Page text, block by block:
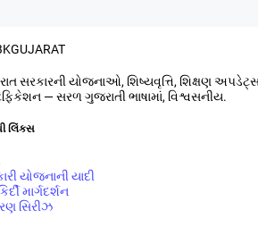
GUJARAT
સરકારની યોજનાઓ, શિષ્યવૃત્તિ, શિક્ષણ અપડેટ્સ
— સરળ ગુજરાતી ભાષામાં, વિશ્વસનીય.
લિંક્સ
યોજનાની યાદી
માર્ગદર્શન
સિરીઝ